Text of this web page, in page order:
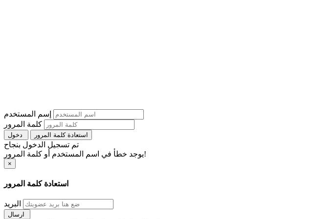
إسم المستخدم
كلمة المرور
استعادة كلمة المرور
تم تسجيل الدخول بنجاح
يوجد خطأ في اسم المستخدم أو كلمة المرور!
×
استعادة كلمة المرور
البريد